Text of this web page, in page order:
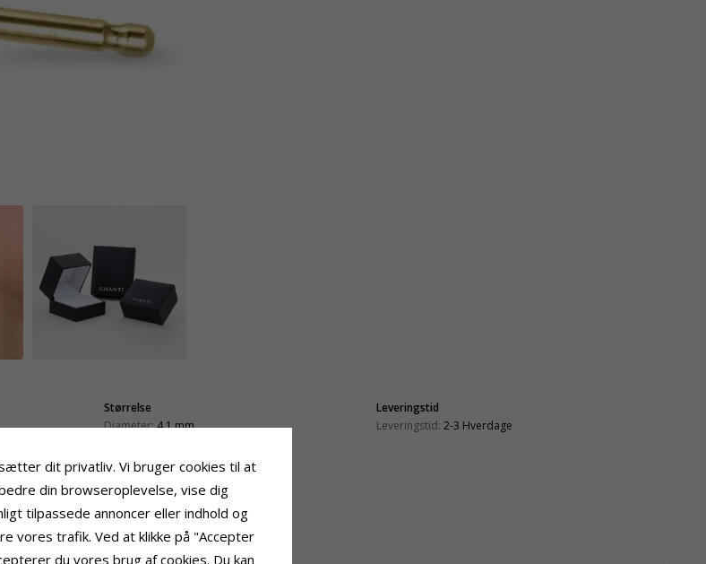
Størrelse
Diameter:4,1 mm
Leveringstid
Leveringstid: 2-3 Hverdage
dit privatliv. Vi bruger cookies til at
din browseroplevelse, vise dig
tilpassede annoncer eller indhold og
vores trafik. Ved at klikke på "Accepter
du vores brug af cookies. Du kan